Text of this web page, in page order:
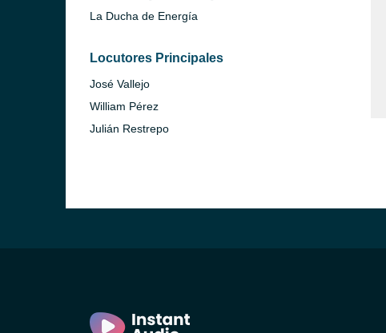
La Ducha de Energía
Locutores Principales
José Vallejo
William Pérez
Julián Restrepo